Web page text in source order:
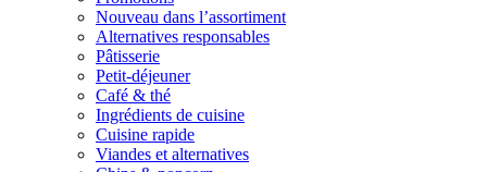
Nouveau dans l’assortiment
Alternatives responsables
Pâtisserie
Petit-déjeuner
Café & thé
Ingrédients de cuisine
Cuisine rapide
Viandes et alternatives